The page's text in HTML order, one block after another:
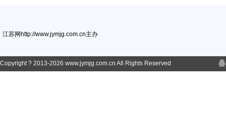
江苏网http://www.jymjg.com.cn主办
Copyright ? 2013-2026 www.jymjg.com.cn All Rights Reserved